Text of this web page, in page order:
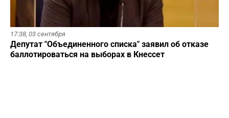
17:38, 03 сентября
Депутат "Объединенного списка" заявил об отказе
баллотироваться на выборах в Кнессет